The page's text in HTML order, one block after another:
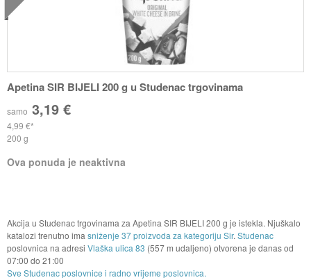
Apetina SIR BIJELI 200 g u Studenac trgovinama
samo 3,19 €
4,99 €
200 g
Ova ponuda je neaktivna
Akcija u Studenac trgovinama za Apetina SIR BIJELI 200 g je istekla. Njuškalo
katalozi trenutno ima sniženje 37 proizvoda za kategoriju Sir. Studenac
poslovnica na adresi Vlaška ulica 83 (557 m udaljeno) otvorena je danas od
07:00 do 21:00
Sve Studenac poslovnice i radno vrijeme poslovnica.